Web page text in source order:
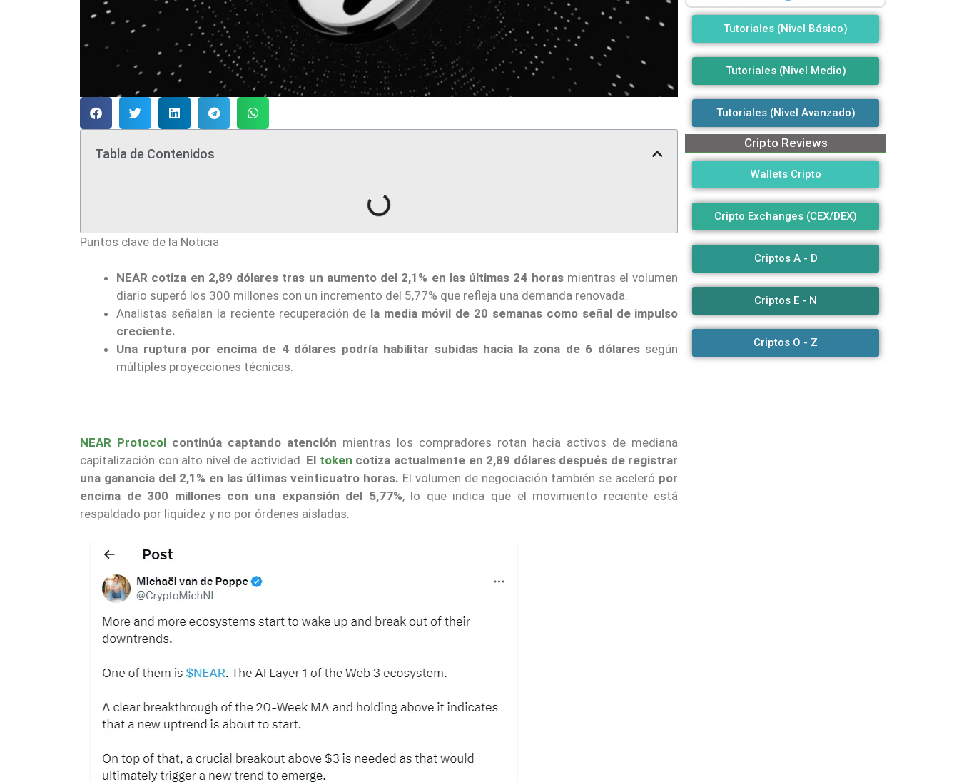
Tabla de Contenidos
Puntos clave de la Noticia
NEAR cotiza en 2,89 dólares tras un aumento del 2,1% en las últimas 24 horasmientras el volumen
diario superó los 300 millones con un incremento del 5,77% que refleja una demanda renovada.
Analistas señalan la reciente recuperación de la media móvil de 20 semanas como señal de impulso
creciente.
Una ruptura por encima de 4 dólares podría habilitar subidas hacia la zona de 6 dólaressegún
múltiples proyecciones técnicas.
NEAR Protocol continúa captando atención mientras los compradores rotan hacia activos de mediana
capitalización con alto nivel de actividad. El token cotiza actualmente en 2,89 dólares después de registrar
una ganancia del 2,1% en las últimas veinticuatro horas. El volumen de negociación también se aceleró por
encima de 300 millones con una expansión del 5,77%, lo que indica que el movimiento reciente está
respaldado por liquidez y no por órdenes aisladas.
Tutoriales (Nivel Básico)
Tutoriales (Nivel Medio)
Tutoriales (Nivel Avanzado)
Cripto Reviews
Wallets Cripto
Cripto Exchanges (CEX/DEX)
Criptos A - D
Criptos E - N
Criptos O - Z